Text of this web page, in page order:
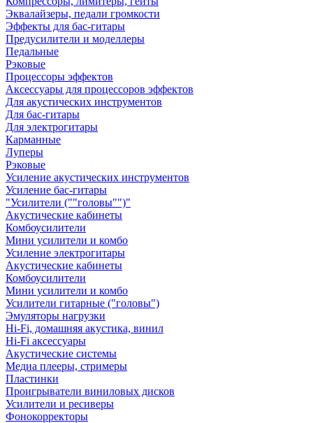
Эквалайзеры, педали громкости
Эффекты для бас-гитары
Предусилители и моделлеры
Педальные
Рэковые
Процессоры эффектов
Аксессуары для процессоров эффектов
Для акустических инструментов
Для бас-гитары
Для электрогитары
Карманные
Луперы
Рэковые
Усиление акустических инструментов
Усиление бас-гитары
"Усилители (""головы"")"
Акустические кабинеты
Комбоусилители
Мини усилители и комбо
Усиление электрогитары
Акустические кабинеты
Комбоусилители
Мини усилители и комбо
Усилители гитарные ("головы")
Эмуляторы нагрузки
Hi-Fi, домашняя акустика, винил
Hi-Fi аксессуары
Акустические системы
Медиа плееры, стримеры
Пластинки
Проигрыватели виниловых дисков
Усилители и ресиверы
Фонокорректоры